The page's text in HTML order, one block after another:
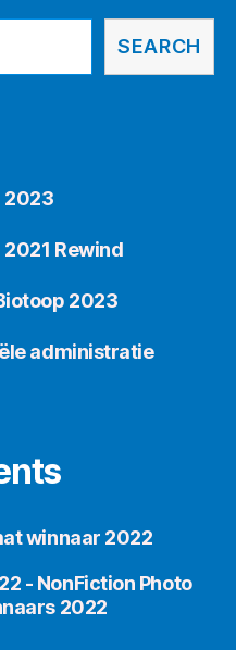
SEARCH
2023
Rewind
2023
administratie
winnaar 2022
- NonFiction Photo
2022